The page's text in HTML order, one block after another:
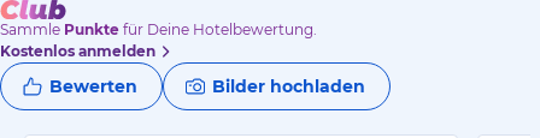
Sammle Punkte für Deine Hotelbewertung.
Kostenlos anmelden
Bewerten Bilder hochladen